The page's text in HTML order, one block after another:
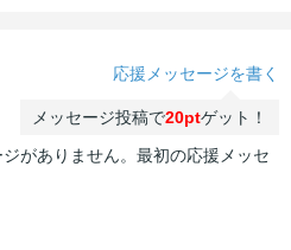
応援メッセージを書く
メッセージ投稿で20ptゲット！
がありません。最初の応援メッセ